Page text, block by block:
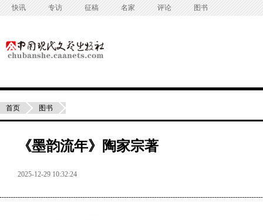
快讯 专访 征稿 名家 评论 图书
首页 图书
《墨韵流年》陶家宗著
2025-12-29 10:32:24